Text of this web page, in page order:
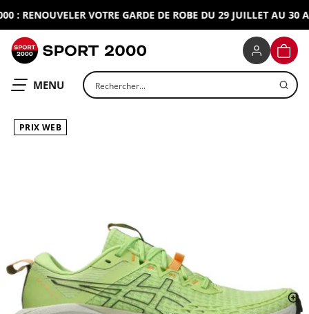
: RENOUVELER VOTRE GARDE DE ROBE DU 29 JUILLET AU 30
OUVRIR LE
MENU Rechercher un produit
PRIX WEB